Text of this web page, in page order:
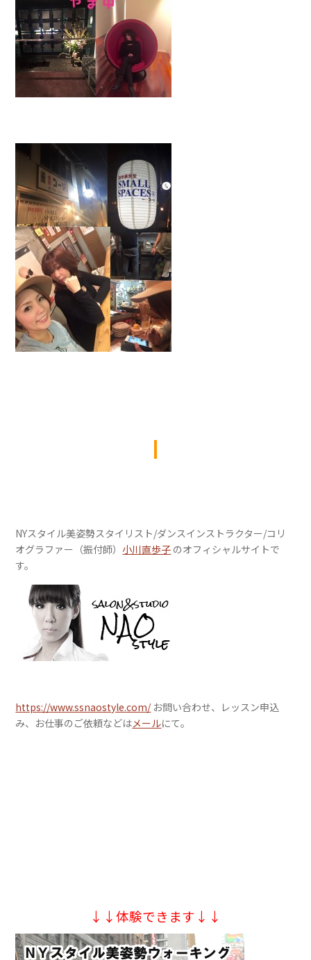
NYスタイル美姿勢スタイリスト/ダンスインストラクター/コリ
オグラファー（振付師） 小川直歩子 のオフィシャルサイトで
す。
https://www.ssnaostyle.com/お問い合わせ、レッスン申込
み、お仕事のご依頼などはメールにて。
↓↓体験できます↓↓